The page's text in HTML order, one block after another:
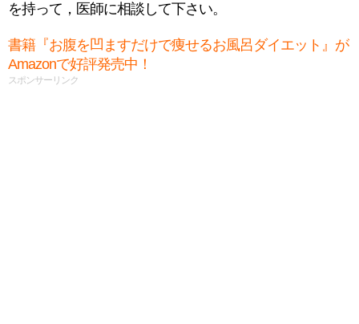
を持って，医師に相談して下さい。
書籍『お腹を凹ますだけで痩せるお風呂ダイエット』が
Amazonで好評発売中！
スポンサーリンク